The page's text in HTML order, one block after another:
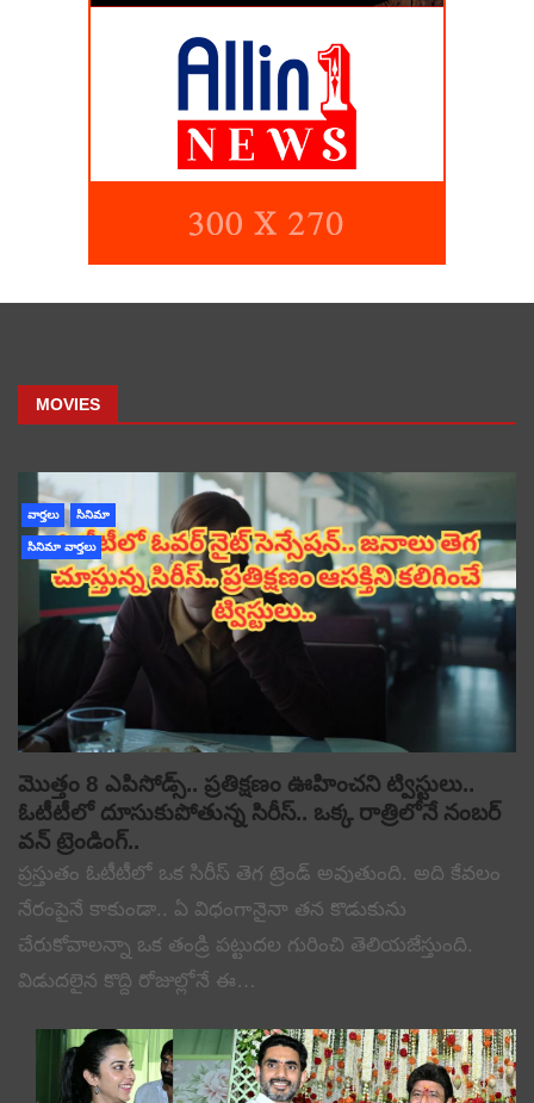
MOVIES
వార్తలు సినిమా
సినిమా వార్తలు
మొత్తం 8 ఎపిసోడ్స్.. ప్రతిక్షణం ఊహించని ట్విస్టులు..
ఓటీటీలో దూసుకుపోతున్న సిరీస్.. ఒక్క రాత్రిలోనే నంబర్
వన్ ట్రెండింగ్..
ప్రస్తుతం ఓటీటీలో ఒక సిరీస్ తెగ ట్రెండ్ అవుతుంది. అది కేవలం
నేరంపైనే కాకుండా.. ఏ విధంగానైనా తన కొడుకును
చేరుకోవాలన్నా ఒక తండ్రి పట్టుదల గురించి తెలియజేస్తుంది.
విడుదలైన కొద్ది రోజుల్లోనే ఈ…